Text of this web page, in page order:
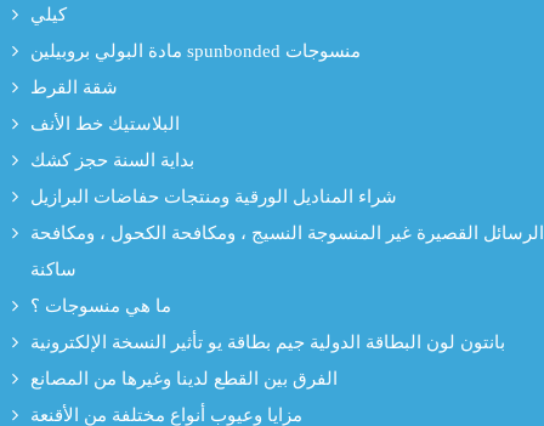
كيلي
مادة البولي بروبيلين spunbonded منسوجات
شقة القرط
البلاستيك خط الأنف
بداية السنة حجز كشك
شراء المناديل الورقية ومنتجات حفاضات البرازيل
الرسائل القصيرة غير المنسوجة النسيج ، ومكافحة الكحول ، ومكافحة
ساكنة
ما هي منسوجات ؟
بانتون لون البطاقة الدولية جيم بطاقة يو تأثير النسخة الإلكترونية
الفرق بين القطع لدينا وغيرها من المصانع
مزايا وعيوب أنواع مختلفة من الأقنعة